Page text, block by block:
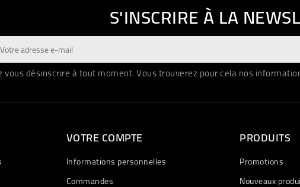
S'INSCRIRE À LA
vous désinscrire à tout moment. Vous trouverez pour cela nos
VOTRE COMPTE
Informations personnelles
Commandes
PRODUITS
Promotions
Nouveaux